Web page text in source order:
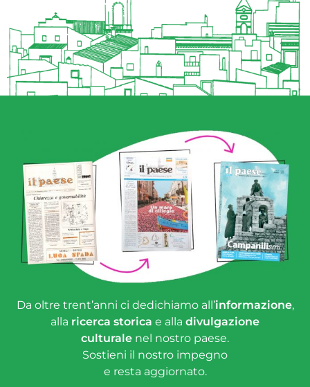
Da oltre trent’anni ci dedichiamo all’informazione,
alla ricerca storica e alla divulgazione
culturale nel nostro paese.
Sostieni il nostro impegno
e resta aggiornato.